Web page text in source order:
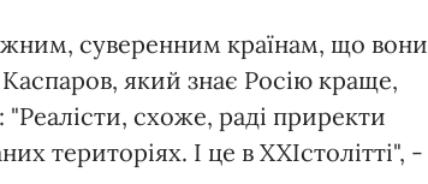
суверенним країнам, що вони
який знає Росію краще,
схоже, раді приректи
територіях. І це в XXIстолітті", -